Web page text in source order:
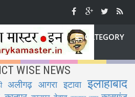
CATEGORY
WISE NEWS
अलीगढ़ आगरा इटावा इलाहाबाद